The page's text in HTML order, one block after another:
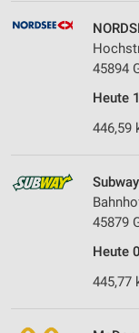
45894
Heute
446,59
45879
Heute
445,77